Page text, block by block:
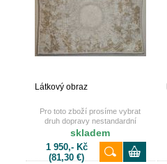
Látkový obraz
Pro toto zboží prosíme vybrat
druh dopravy nestandardní
zásilka nebo osobní odběr.
Děkujeme.
skladem
1 950,- Kč
(81,30 €)